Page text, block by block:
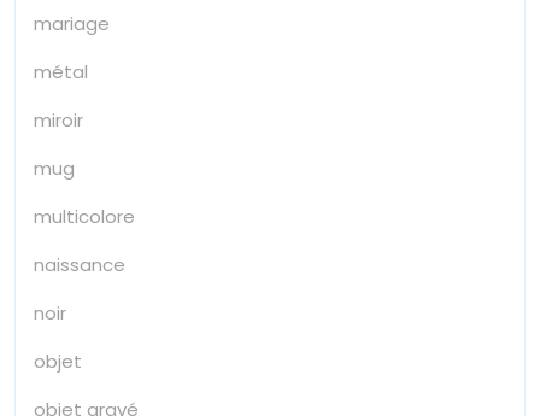
mariage
métal
miroir
mug
multicolore
naissance
noir
objet
objet gravé